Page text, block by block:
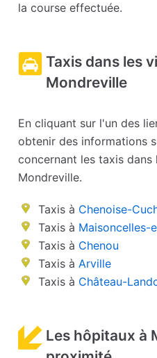
la course effectuée.
Taxis dans les
Mondreville
En cliquant sur l'un des
obtenir des informations
concernant les taxis
Mondreville.
Taxis à Chenoise-
Taxis à Maisoncelles-
Taxis à Chenou
Taxis àArville
Taxis à Château-
Les hôpitaux à